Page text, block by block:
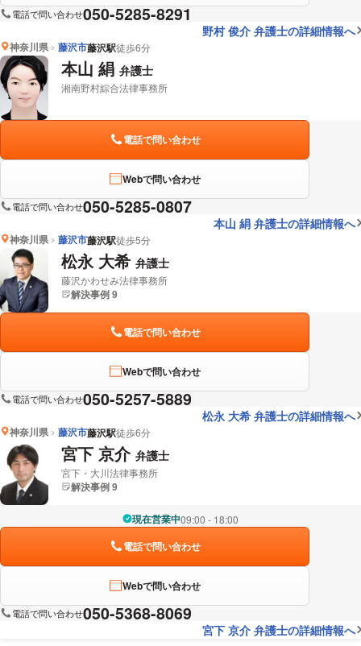
電話で問い合わせ050-5285-8291
野村 俊介 弁護士の詳細情報へ
神奈川県 藤沢市藤沢駅徒歩6分
本山 絹 弁護士
湘南野村綜合法律事務所
電話で問い合わせ
Webで問い合わせ
電話で問い合わせ050-5285-0807
本山 絹 弁護士の詳細情報へ
神奈川県 藤沢市藤沢駅徒歩5分
松永 大希 弁護士
藤沢かわせみ法律事務所
解決事例 9
電話で問い合わせ
Webで問い合わせ
電話で問い合わせ050-5257-5889
松永 大希 弁護士の詳細情報へ
神奈川県 藤沢市藤沢駅徒歩6分
宮下 京介 弁護士
宮下・大川法律事務所
解決事例 9
現在営業中09:00 - 18:00
電話で問い合わせ
Webで問い合わせ
電話で問い合わせ050-5368-8069
宮下 京介 弁護士の詳細情報へ